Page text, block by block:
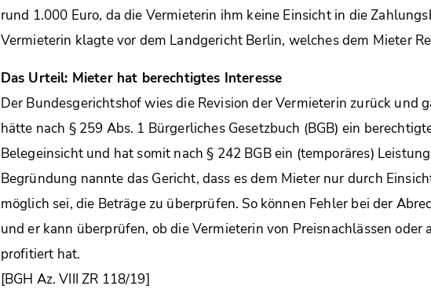
rund 1.000 Euro, da die Vermieterin ihm keine Einsicht in die
Vermieterin klagte vor dem Landgericht Berlin, welches dem Mieter
Das Urteil: Mieter hat berechtigtes Interesse
Der Bundesgerichtshof wies die Revision der Vermieterin zurück und
hätte nach § 259 Abs. 1 Bürgerliches Gesetzbuch (BGB) ein
Belegeinsicht und hat somit nach § 242 BGB ein (temporäres)
Begründung nannte das Gericht, dass es dem Mieter nur durch
möglich sei, die Beträge zu überprüfen. So können Fehler bei der
und er kann überprüfen, ob die Vermieterin von Preisnachlässen
profitiert hat.
[BGH Az. VIII ZR 118/19]